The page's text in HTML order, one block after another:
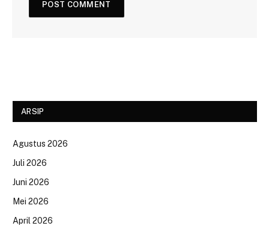
ARSIP
Agustus 2026
Juli 2026
Juni 2026
Mei 2026
April 2026